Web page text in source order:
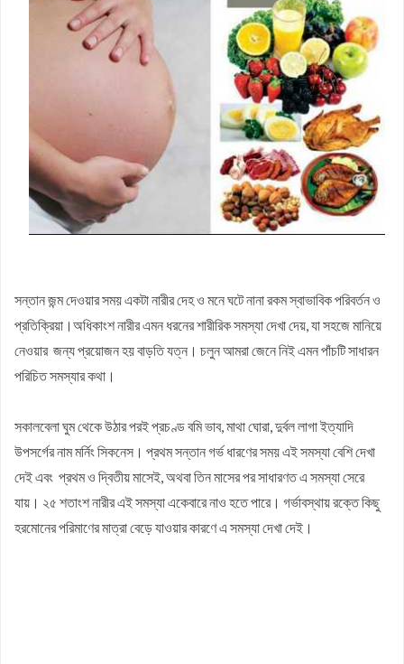
মাথা ব্যথা থেকে মুক্তির সহজ দোয়া।
চরিত্রহীন নারী চেনার ২০ টি সহজ উপায়।
কিডনিতে পাথর হলে করণীয় ও চিকিৎসা।
১৮ তম লিখিত ফলাফল নিয়ে সর্বশেষ ভিডিও।
অষ্টাদশ শিক্ষক নিবন্ধনের লিখিত ফল আগামী সপ্তাহে।
নিবন্ধন ভাইভার জন্য কি কি কাগজ লাগে ও বিশেষ কিছু পরামর্শ।
১৪ হাজার প্রার্থীর শাহবাগে লাগাতার আন্দোলনের ঘোষণা!
সন্তান জন্ম দেওয়ার সময় একটা নারীর দেহ ও মনে ঘটে নানা রকম স্বাভাবিক পরিবর্তন ও
প্রতিক্রিয়া।অধিকাংশ নারীর এমন ধরনের শারীরিক সমস্যা দেখা দেয়, যা সহজে মানিয়ে
নেওয়ার জন্য প্রয়োজন হয় বাড়তি যত্ন। চলুন আমরা জেনে নিই এমন পাঁচটি সাধারন
পরিচিত সমস্যার কথা।
সকালবেলা ঘুম থেকে উঠার পরই প্রচণ্ড বমি ভাব, মাথা ঘোরা, দুর্বল লাগা ইত্যাদি
উপসর্গের নাম মর্নিং সিকনেস। প্রথম সন্তান গর্ভ ধারণের সময় এই সমস্যা বেশি দেখা
দেই এবং প্রথম ও দ্বিতীয় মাসেই, অথবা তিন মাসের পর সাধারণত এ সমস্যা সেরে
যায়। ২৫ শতাংশ নারীর এই সমস্যা একেবারে নাও হতে পারে। গর্ভাবস্থায় রক্তে কিছু
হরমোনের পরিমাণের মাত্রা বেড়ে যাওয়ার কারণে এ সমস্যা দেখা দেই।